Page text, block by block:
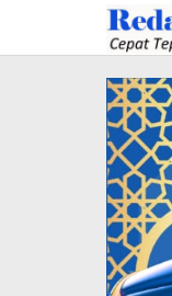
konten